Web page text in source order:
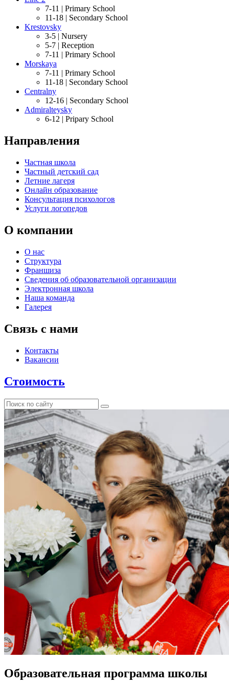
7-11 | Primary School
11-18 | Secondary School
Krestovsky
3-5 | Nursery
5-7 | Reception
7-11 | Primary School
Morskaya
7-11 | Primary School
11-18 | Secondary School
Centralny
12-16 | Secondary School
Admiralteysky
6-12 | Pripary School
Направления
Частная школа
Частный детский сад
Летние лагеря
Онлайн образование
Консультация психологов
Услуги логопедов
О компании
О нас
Структура
Франшиза
Сведения об образовательной организации
Электронная школа
Наша команда
Галерея
Связь с нами
Контакты
Вакансии
Стоимость
Образовательная программа школы